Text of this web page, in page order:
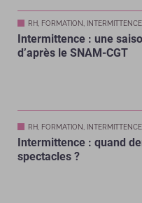
RH, FORMATION, INTERMITTENCE
Intermittence : une
d’après le SNAM-CGT
RH, FORMATION, INTERMITTENCE
Intermittence : quand
spectacles ?